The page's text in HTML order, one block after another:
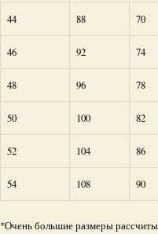
44 88 70
46 92 74
48 96 78
50 100 82
52 104 86
54 108 90
*Очень большие размеры